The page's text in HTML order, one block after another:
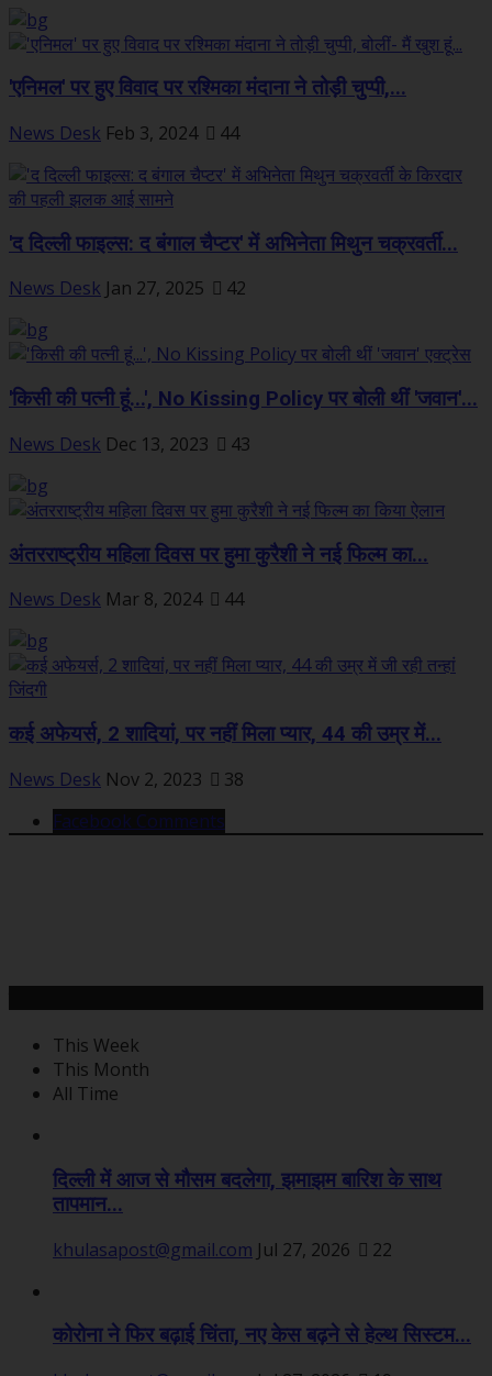
'एनिमल' पर हुए विवाद पर रश्मिका मंदाना ने तोड़ी चुप्पी,...
News Desk Feb 3, 2024 44
'द दिल्ली फाइल्स: द बंगाल चैप्टर' में अभिनेता मिथुन चक्रवर्ती...
News Desk Jan 27, 2025 42
'किसी की पत्नी हूं...', No Kissing Policy पर बोली थीं 'जवान'...
News Desk Dec 13, 2023 43
अंतरराष्ट्रीय महिला दिवस पर हुमा कुरैशी ने नई फिल्म का...
News Desk Mar 8, 2024 44
कई अफेयर्स, 2 शादियां, पर नहीं मिला प्यार, 44 की उम्र में...
News Desk Nov 2, 2023
38
Facebook Comments
This Week
This Month
All Time
दिल्ली में आज से मौसम बदलेगा, झमाझम बारिश के साथ
तापमान...
khulasapost@gmail.com Jul 27, 2026 22
कोरोना ने फिर बढ़ाई चिंता, नए केस बढ़ने से हेल्थ सिस्टम...